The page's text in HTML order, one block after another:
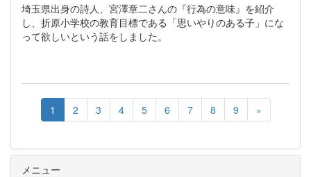
埼玉県出身の詩人、宮澤章二さんの『行為の意味』を紹介
し、折原小学校の教育目標である「思いやりのある子」にな
って欲しいという話をしました。
1 2 3 4 5 6 7 8 9 »
メニュー